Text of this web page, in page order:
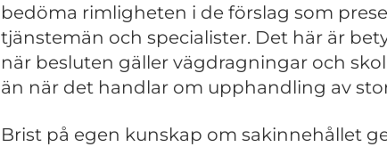
bedöma rimligheten i de förslag som
tjänstemän och specialister. Det här är
när besluten gäller vägdragningar och
än när det handlar om upphandling av
Brist på egen kunskap om sakinnehållet